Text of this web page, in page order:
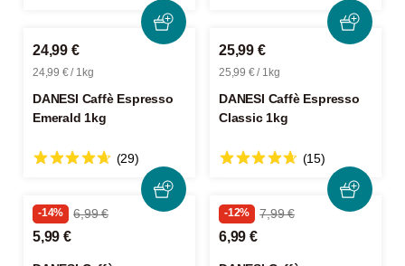
24,99 €
24,99 € / 1kg
DANESI Caffè Espresso
Emerald 1kg
(29)
25,99 €
25,99 € / 1kg
DANESI Caffè Espresso
Classic 1kg
(15)
-14% 6,99 €
5,99 €
-12% 7,99 €
6,99 €